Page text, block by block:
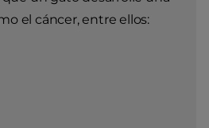
el cáncer, entre ellos: